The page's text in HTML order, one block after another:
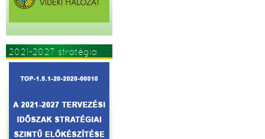
2021-2027 stratégia